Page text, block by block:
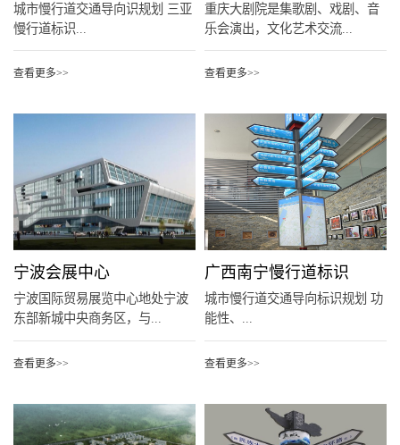
城市慢行道交通导向识规划 三亚
慢行道标识...
查看更多>>
重庆大剧院是集歌剧、戏剧、音
乐会演出，文化艺术交流...
查看更多>>
宁波会展中心
宁波国际贸易展览中心地处宁波
东部新城中央商务区，与...
查看更多>>
广西南宁慢行道标识
城市慢行道交通导向标识规划 功
能性、...
查看更多>>